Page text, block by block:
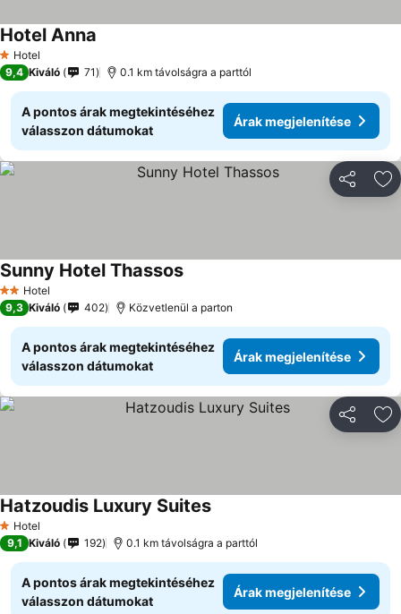
1 Kategória
Hotel
Hotel Anna
9,4 Kiváló 71 0.1 km távolságra a parttól
A pontos árak megtekintéséhez
válasszon dátumokat
Árak megjelenítése
2 Kategória
Hotel
Sunny Hotel Thassos
9,3 Kiváló 402 Közvetlenül a parton
A pontos árak megtekintéséhez
válasszon dátumokat
Árak megjelenítése
1 Kategória
Hotel
Hatzoudis Luxury Suites
9,1 Kiváló 192 0.1 km távolságra a parttól
A pontos árak megtekintéséhez
válasszon dátumokat
Árak megjelenítése